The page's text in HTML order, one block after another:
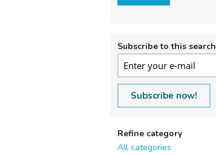
Subscribe to this search
Subscribe now!
Refine category
All categories